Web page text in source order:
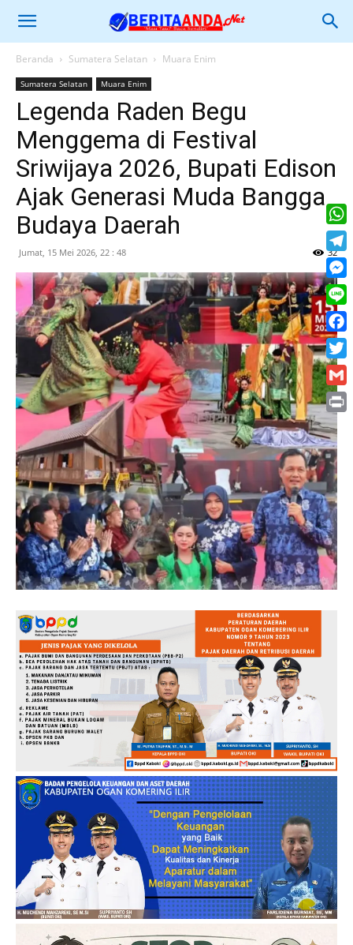
Beranda Sumatera Selatan Muara Enim
Sumatera Selatan Muara Enim
Legenda Raden Begu
Menggema di Festival
Sriwijaya 2026, Bupati Edison
Ajak Generasi Muda Bangga
Budaya Daerah
Jumat, 15 Mei 2026, 22 : 48 32
Line
Print